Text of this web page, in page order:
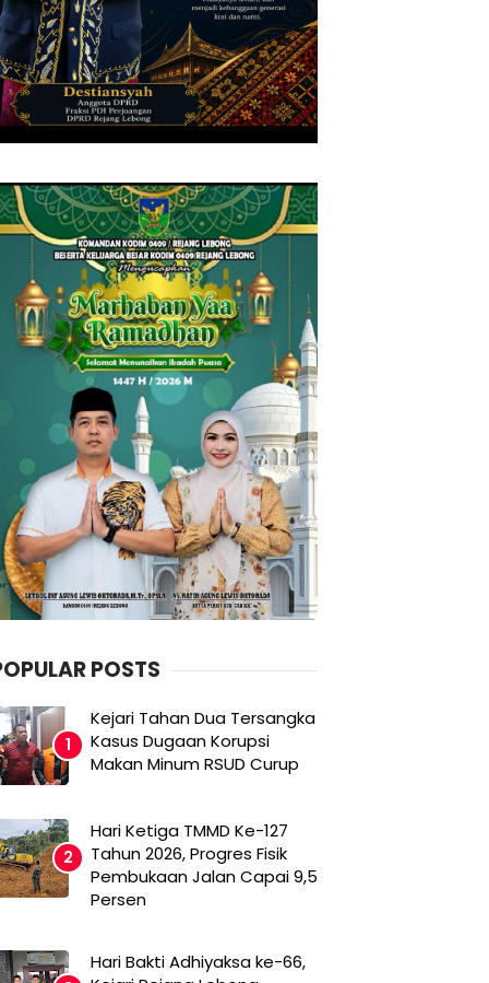
POSTS
Kejari Tahan Dua Tersangka
Kasus Dugaan Korupsi
Makan Minum RSUD Curup
Hari Ketiga TMMD Ke-127
Tahun 2026, Progres Fisik
Pembukaan Jalan Capai 9,5
Persen
Hari Bakti Adhiyaksa ke-66,